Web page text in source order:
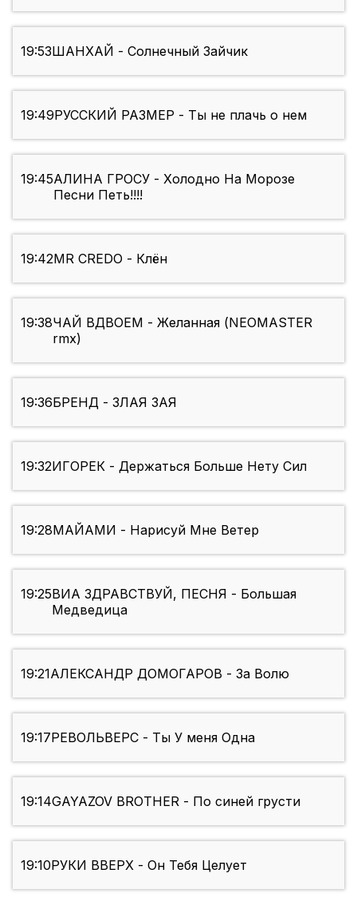
19:53ШАНХАЙ - Солнечный Зайчик
19:49РУССКИЙ РАЗМЕР - Ты не плачь о нем
19:45АЛИНА ГРОСУ - Холодно На Морозе
Песни Петь!!!!
19:42MR CREDO - Клён
19:38ЧАЙ ВДВОЕМ - Желанная (NEOMASTER
rmx)
19:36БРЕНД - ЗЛАЯ ЗАЯ
19:32ИГОРЕК - Держаться Больше Нету Сил
19:28МАЙАМИ - Нарисуй Мне Ветер
19:25ВИА ЗДРАВСТВУЙ, ПЕСНЯ - Большая
Медведица
19:21АЛЕКСАНДР ДОМОГАРОВ - За Волю
19:17РЕВОЛЬВЕРС - Ты У меня Одна
19:14GAYAZOV BROTHER - По синей грусти
19:10РУКИ ВВЕРХ - Он Тебя Целует